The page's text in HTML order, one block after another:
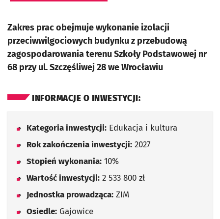
Zakres prac obejmuje wykonanie izolacji
przeciwwilgociowych budynku z przebudową
zagospodarowania terenu Szkoły Podstawowej nr
68 przy ul. Szczęśliwej 28 we Wrocławiu
INFORMACJE O INWESTYCJI:
Kategoria inwestycji: Edukacja i kultura
Rok zakończenia inwestycji: 2027
Stopień wykonania: 10%
Wartość inwestycji: 2 533 800 zł
Jednostka prowadząca: ZIM
Osiedle: Gajowice